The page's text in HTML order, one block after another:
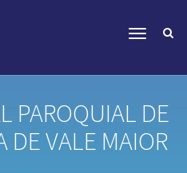
PAROQUIAL DE
DE VALE MAIOR